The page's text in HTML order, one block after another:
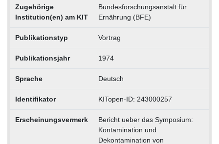
Zugehörige
Institution(en) am KIT
Bundesforschungsanstalt für
Ernährung (BFE)
Publikationstyp Vortrag
Publikationsjahr 1974
Sprache Deutsch
Identifikator KITopen-ID: 243000257
Erscheinungsvermerk
Bericht ueber das Symposium:
Kontamination und
Dekontamination von